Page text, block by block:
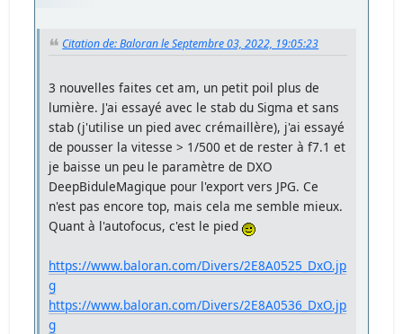
Citation de: Baloran le Septembre 03, 2022, 19:05:23
3 nouvelles faites cet am, un petit poil plus de
lumière. J'ai essayé avec le stab du Sigma et sans
stab (j'utilise un pied avec crémaillère), j'ai essayé
de pousser la vitesse > 1/500 et de rester à f7.1 et
je baisse un peu le paramètre de DXO
DeepBiduleMagique pour l'export vers JPG. Ce
n'est pas encore top, mais cela me semble mieux.
Quant à l'autofocus, c'est le pied
https://www.baloran.com/Divers/2E8A0525_DxO.jp
g
https://www.baloran.com/Divers/2E8A0536_DxO.jp
g